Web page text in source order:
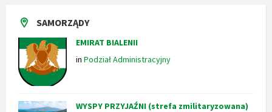
SAMORZĄDY
EMIRAT BIALENII
in Podział Administracyjny
WYSPY PRZYJAŹNI (strefa zmilitaryzowana)